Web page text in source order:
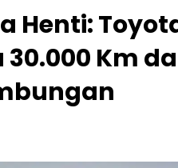
Henti:
30.000 Km